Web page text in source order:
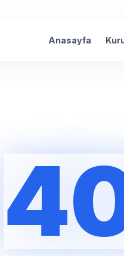
Anasayfa